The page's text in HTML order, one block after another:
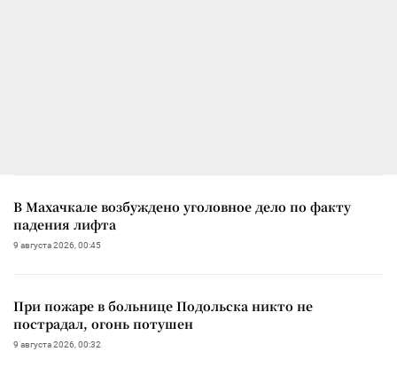
В Махачкале возбуждено уголовное дело по факту
падения лифта
9 августа 2026, 00:45
При пожаре в больнице Подольска никто не
пострадал, огонь потушен
9 августа 2026, 00:32